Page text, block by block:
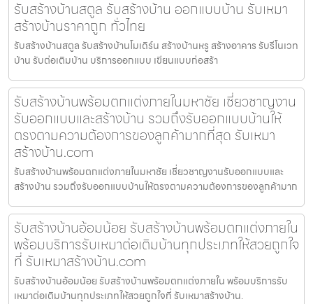
รับสร้างบ้านสตูล รับสร้างบ้าน ออกแบบบ้าน รับเหมา
สร้างบ้านราคาถูก ทั่วไทย
รับสร้างบ้านสตูล รับสร้างบ้านโมเดิร์น สร้างบ้านหรู สร้างอาคาร รับรีโนเวท
บ้าน รับต่อเติมบ้าน บริการออกแบบ เขียนแบบก่อสร้า
รับสร้างบ้านพร้อมตกแต่งภายในมหาชัย เชี่ยวชาญงาน
รับออกแบบและสร้างบ้าน รวมถึงรับออกแบบบ้านให้
ตรงตามความต้องการของลูกค้ามากที่สุด รับเหมา
สร้างบ้าน.com
รับสร้างบ้านพร้อมตกแต่งภายในมหาชัย เชี่ยวชาญงานรับออกแบบและ
สร้างบ้าน รวมถึงรับออกแบบบ้านให้ตรงตามความต้องการของลูกค้ามาก
รับสร้างบ้านอ้อมน้อย รับสร้างบ้านพร้อมตกแต่งภายใน
พร้อมบริการรับเหมาต่อเติมบ้านทุกประเภทให้สวยถูกใจ
ที่ รับเหมาสร้างบ้าน.com
รับสร้างบ้านอ้อมน้อย รับสร้างบ้านพร้อมตกแต่งภายใน พร้อมบริการรับ
เหมาต่อเติมบ้านทุกประเภทให้สวยถูกใจที่ รับเหมาสร้างบ้าน.